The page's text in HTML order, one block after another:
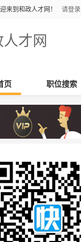
来到和政人才网！ 请登录
才网
页 职位搜索